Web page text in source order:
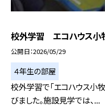
校外学習 エコハウス
公開日 2026/05/29
４年生の部屋
校外学習で「エコハウス小
びました。施設見学では、...